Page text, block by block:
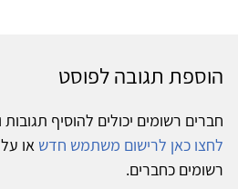
הוספת תגובה לפוסט
חברים רשומים יכולים להוסיף תגובות
לחצו כאן לרישום משתמש חדש או
רשומים כחברים.